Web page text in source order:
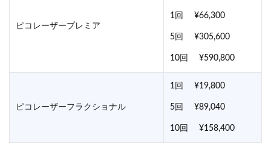
ピコレーザープレミア
1回 ¥66,300
5回 ¥305,600
10回 ¥590,800
ピコレーザーフラクショナル
1回 ¥19,800
5回 ¥89,040
10回 ¥158,400